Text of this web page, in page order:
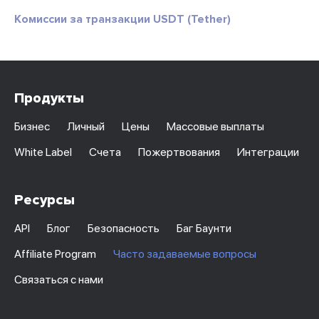
Комиссии за транзакции USDT (Tether)
Продукты
Бизнес Личный Цены
Массовые выплаты
White Label
Счета Пожертвования Интеграции
Ресурсы
API Блог Безопасность
Баг Баунти
Affiliate Program
Часто задаваемые вопросы
Связаться с нами